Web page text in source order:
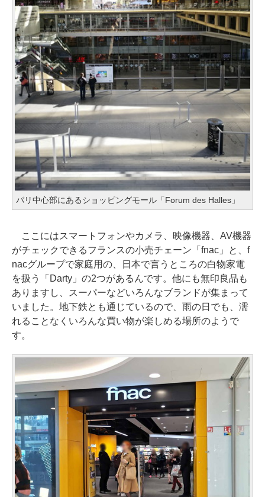
パリ中心部にあるショッピングモール「Forum des Halles」
ここにはスマートフォンやカメラ、映像機器、AV機器
がチェックできるフランスの小売チェーン「fnac」と、f
nacグループで家庭用の、日本で言うところの白物家電
を扱う「Darty」の2つがあるんです。他にも無印良品も
ありますし、スーパーなどいろんなブランドが集まって
いました。地下鉄とも通じているので、雨の日でも、濡
れることなくいろんな買い物が楽しめる場所のようで
す。